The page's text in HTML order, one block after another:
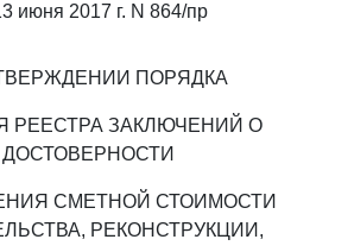
июня 2017 г. N 864/пр
ПОРЯДКА
РЕЕСТРА ЗАКЛЮЧЕНИЙ О
ДОСТОВЕРНОСТИ
СМЕТНОЙ СТОИМОСТИ
РЕКОНСТРУКЦИИ,